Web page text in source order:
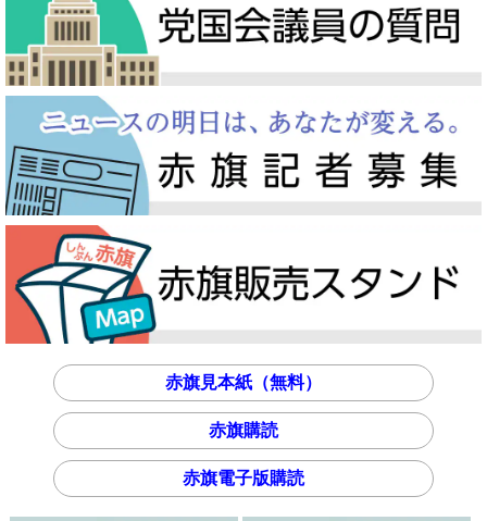
赤旗見本紙（無料）
赤旗購読
赤旗電子版購読